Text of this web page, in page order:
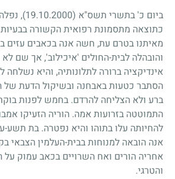
ביום כ' בתשרי תשס"א (19.10.2000)
,
כתוצאה מתסמונת רפואית הקשורה
מאיתנו בטרם עת, חשה אנה בכאבים עזים
והובהלה לבית-החולים 'איכילוב', אך שם
אינדיקציה ברורה לתלונותיה, והיא
הסתבר כטעות באבחנה ובשיקול הדעת
ברע ולא הצליחה להרדם. בחמש לפנות
התמוטטה בזרועות אמה. הוריה הזעיקו
להחיותה עלו בתוהו והיא נפטרה. בת
אנה הובאה למנוחות בבית-העלמין הצבאי
אחריה הורים ואח השרויים בכאב עמוק על
והטרגי.